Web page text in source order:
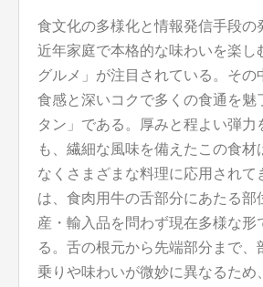
食文化の多様化と情報発信手段の
近年家庭で本格的な味わいを楽し
グルメ」が注目されている。 その
食感と深いコクで多くの食通を魅
タン」である。厚みと程よい弾力
も、繊細な風味を備えたこの食材
なくさまざまな料理に応用されて
は、食肉用牛の舌部分にあたる部
産・輸入品を問わず現在多様な形
る。舌の根元から先端部分まで、
乗りや味わいが微妙に異なるため